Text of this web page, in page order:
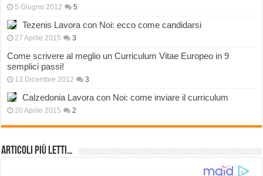
5 Giugno 2012 5
Tezenis Lavora con Noi: ecco come candidarsi
27 Aprile 2015 3
Come scrivere al meglio un Curriculum Vitae Europeo in 9
semplici passi!
13 Dicembre 2012 3
Calzedonia Lavora con Noi: come inviare il curriculum
20 Aprile 2015 2
Articoli più Letti…